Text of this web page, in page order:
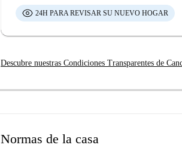
24H PARA REVISAR SU NUEVO HOGAR
Descubre nuestras Condiciones Transparentes de
Normas de la casa